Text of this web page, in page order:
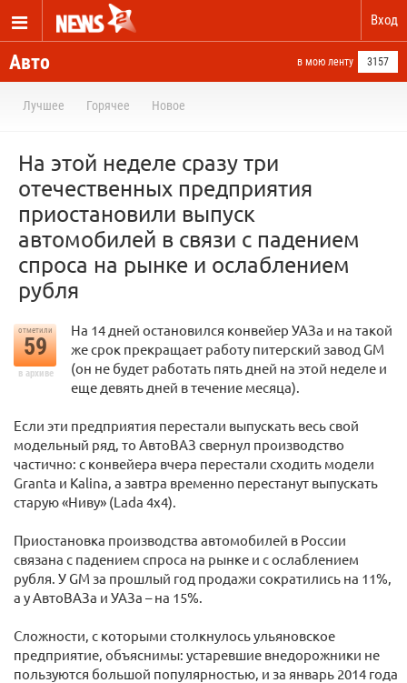
Вход
Авто в мою ленту 3157
Лучшее Горячее Новое
На этой неделе сразу три
отечественных предприятия
приостановили выпуск
автомобилей в связи с падением
спроса на рынке и ослаблением
рубля
отметили
59
в архиве
На 14 дней остановился конвейер УАЗа и на такой
же срок прекращает работу питерский завод GM
(он не будет работать пять дней на этой неделе и
еще девять дней в течение месяца).
Если эти предприятия перестали выпускать весь свой
модельный ряд, то АвтоВАЗ свернул производство
частично: с конвейера вчера перестали сходить модели
Granta и Kalina, а завтра временно перестанут выпускать
старую «Ниву» (Lada 4x4).
Приостановка производства автомобилей в России
связана с падением спроса на рынке и с ослаблением
рубля. У GM за прошлый год продажи сократились на 11%,
а у АвтоВАЗа и УАЗа – на 15%.
Сложности, с которыми столкнулось ульяновское
предприятие, объяснимы: устаревшие внедорожники не
пользуются большой популярностью, и за январь 2014 года